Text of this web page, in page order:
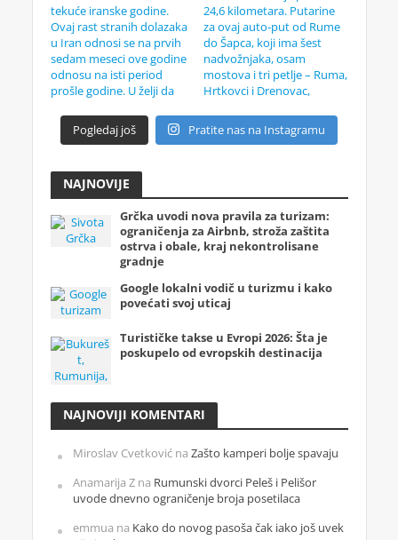
Pogledaj još Pratite nas na Instagramu
NAJNOVIJE
Grčka uvodi nova pravila za turizam:
ograničenja za Airbnb, stroža zaštita
ostrva i obale, kraj nekontrolisane
gradnje
Google lokalni vodič u turizmu i kako
povećati svoj uticaj
Turističke takse u Evropi 2026: Šta je
poskupelo od evropskih destinacija
NAJNOVIJI KOMENTARI
Miroslav Cvetkovićna Zašto kamperi bolje spavaju
Anamarija Zna Rumunski dvorci Peleš i Pelišor
uvode dnevno ograničenje broja posetilaca
emmua na Kako do novog pasoša čak iako još uvek